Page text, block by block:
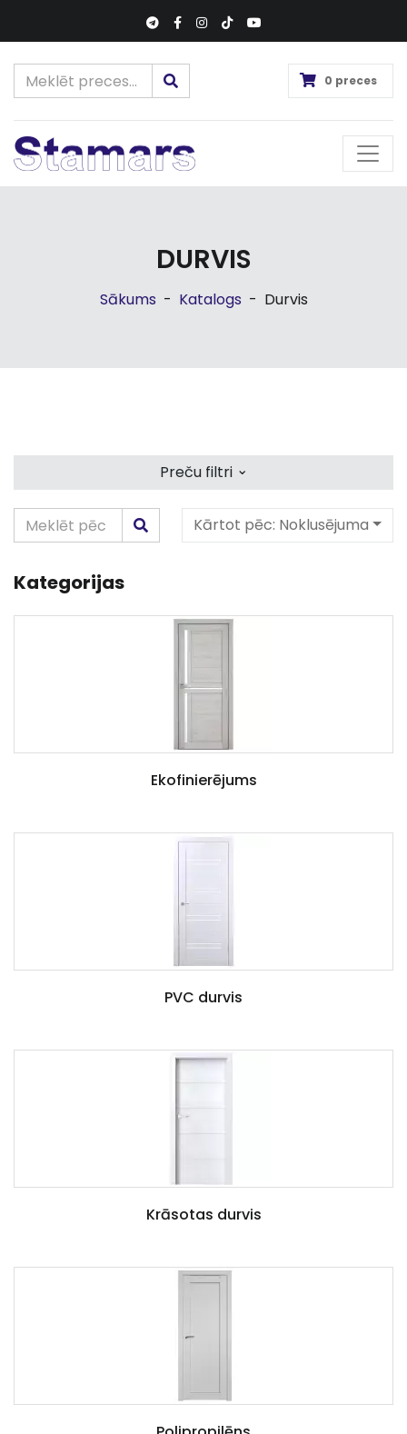
0 preces
DURVIS
Sākums - Katalogs - Durvis
Preču filtri ⌄
Kārtot pēc: Noklusējuma
Kategorijas
Ekofinierējums
PVC durvis
Krāsotas durvis